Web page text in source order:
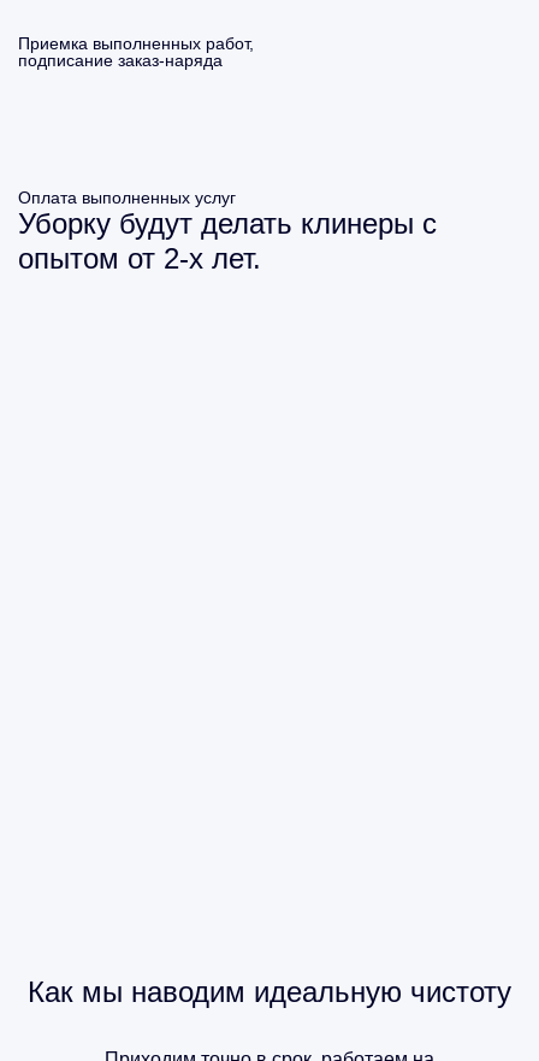
Приемка выполненных работ,
подписание заказ-наряда
Оплата выполненных услуг
Уборку будут делать клинеры с
опытом от 2-х лет.
Как мы наводим идеальную чистоту